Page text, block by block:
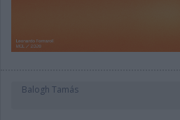
Balogh Tamás